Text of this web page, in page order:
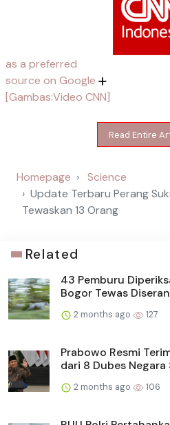
as a preferred
source on Google
[Gambas:Video CNN]
Read Entire
Homepage
Science
Update Terbaru Perang
Tewaskan 13 Orang
Related
43 Pemburu
Bogor Tewas
2 months ago 127
Prabowo Resmi
dari 8 Dubes Negara
2 months ago 106